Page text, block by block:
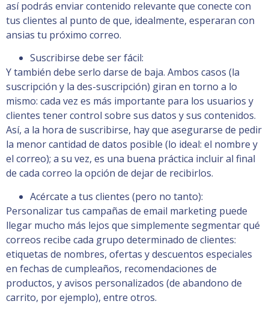
así podrás enviar contenido relevante que conecte con
tus clientes al punto de que, idealmente, esperaran con
ansias tu próximo correo.
Suscribirse debe ser fácil:
Y también debe serlo darse de baja. Ambos casos (la
suscripción y la des-suscripción) giran en torno a lo
mismo: cada vez es más importante para los usuarios y
clientes tener control sobre sus datos y sus contenidos.
Así, a la hora de suscribirse, hay que asegurarse de pedir
la menor cantidad de datos posible (lo ideal: el nombre y
el correo); a su vez, es una buena práctica incluir al final
de cada correo la opción de dejar de recibirlos.
Acércate a tus clientes (pero no tanto):
Personalizar tus campañas de email marketing puede
llegar mucho más lejos que simplemente segmentar qué
correos recibe cada grupo determinado de clientes:
etiquetas de nombres, ofertas y descuentos especiales
en fechas de cumpleaños, recomendaciones de
productos, y avisos personalizados (de abandono de
carrito, por ejemplo), entre otros.